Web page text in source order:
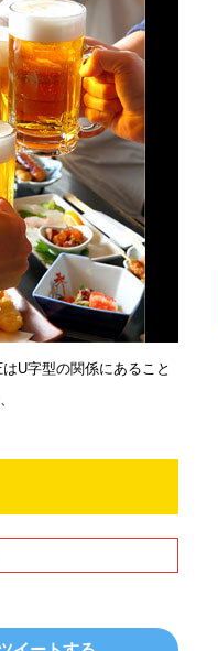
U字型の関係にあること